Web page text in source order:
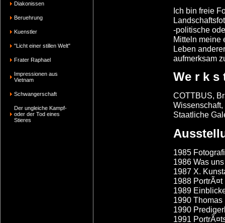
Diakonissen
Beruehrung
Kuenstler
"Licht einer stillen Welt"
Frater Raphael
Impressionen aus
Vietnam
Schwangerschaft
Der ungleiche Kampf-
oder der Tod eines
Stieres
Ich bin freie
-politische
Mitteln meine
Leben
aufmerksam
We r k s
COTTBUS,
Staatliche
1985
1986 Was
1987 X.
1988
1989
1990 Thomas
1990
1991